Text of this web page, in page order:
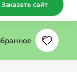
Заказать сайт